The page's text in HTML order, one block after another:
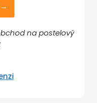
na postelový